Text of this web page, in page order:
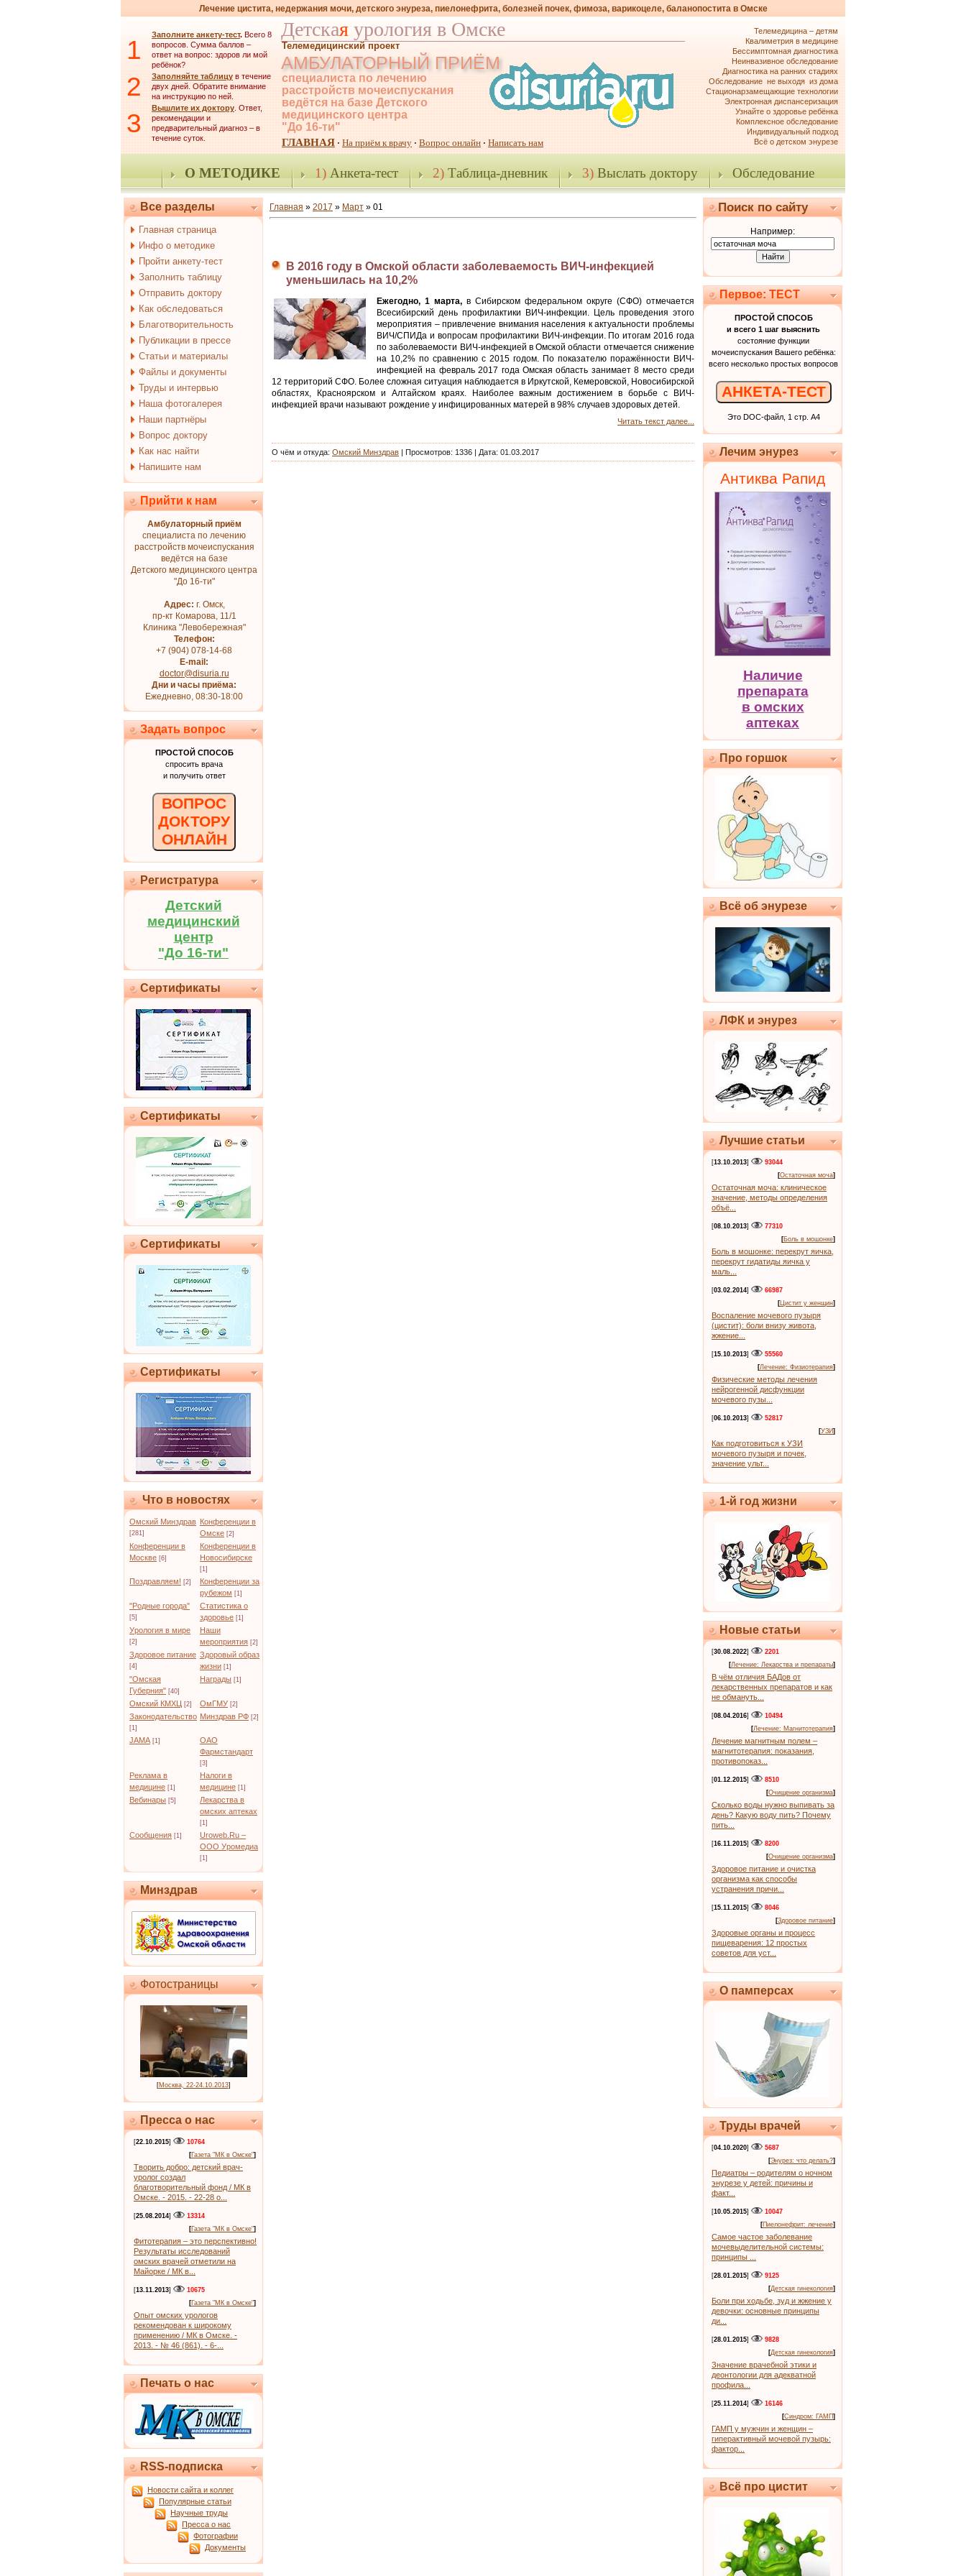
Лечение цистита, недержания мочи, детского энуреза, пиелонефрита, болезней почек, фимоза, варикоцеле, баланопостита в Омске
1 Заполните анкету-тест. Всего 8
вопросов. Сумма баллов –
ответ на вопрос: здоров ли мой
ребёнок?
2 Заполняйте таблицу в течение
двух дней. Обратите внимание
на инструкцию по ней.
3 Вышлите их доктору. Ответ,
рекомендации и
предварительный диагноз – в
течение суток.
Детская урология в Омске
Телемедицинский проект
АМБУЛАТОРНЫЙ ПРИЁМ
специалиста по лечению
расстройств мочеиспускания
ведётся на базе Детского
медицинского центра
"До 16-ти"
ГЛАВНАЯ · На приём к врачу · Вопрос онлайн · Написать нам
Телемедицина – детям
Квалиметрия в медицине
Бессимптомная диагностика
Неинвазивное обследование
Диагностика на ранних стадиях
Обследование не выходя из дома
Стационарзамещающие технологии
Электронная диспансеризация
Узнайте о здоровье ребёнка
Комплексное обследование
Индивидуальный подход
Всё о детском энурезе
О МЕТОДИКЕ 1)Анкета-тест 2)Таблица-дневник 3)Выслать доктору Обследование
Все разделы
Главная страница
Инфо о методике
Пройти анкету-тест
Заполнить таблицу
Отправить доктору
Как обследоваться
Благотворительность
Публикации в прессе
Статьи и материалы
Файлы и документы
Труды и интервью
Наша фотогалерея
Наши партнёры
Вопрос доктору
Как нас найти
Напишите нам
Прийти к нам
Амбулаторный приём
специалиста по лечению
расстройств мочеиспускания
ведётся на базе
Детского медицинского центра
"До 16-ти"
Адрес: г. Омск,
пр-кт Комарова, 11/1
Клиника "Левобережная"
Телефон:
+7 (904) 078-14-68
E-mail:
doctor@disuria.ru
Дни и часы приёма:
Ежедневно, 08:30-18:00
Задать вопрос
ПРОСТОЙ СПОСОБ
спросить врача
и получить ответ
ВОПРОС
ДОКТОРУ
ОНЛАЙН
Регистратура
Детский
медицинский
центр
"До 16-ти"
Сертификаты
Сертификаты
Сертификаты
Сертификаты
Что в новостях
Омский Минздрав
[281]
Конференции в
Омске [2]
Конференции в
Москве [6]
Конференции в
Новосибирске
[1]
Поздравляем! [2]
Конференции за
рубежом [1]
"Родные города"
[5]
Статистика о
здоровье [1]
Урология в мире
[2]
Наши
мероприятия [2]
Здоровое питание
[4]
Здоровый образ
жизни [1]
"Омская
Губерния" [40]
Награды [1]
Омский КМХЦ [2] ОмГМУ [2]
Законодательство
[1]
Минздрав РФ [2]
JAMA [1]
ОАО
Фармстандарт
[3]
Реклама в
медицине [1]
Налоги в
медицине [1]
Вебинары [5]
Лекарства в
омских аптеках
[1]
Сообщения [1]
Uroweb.Ru –
ООО Уромедиа
[1]
Минздрав
Фотостраницы
[Москва, 22-24.10.2013]
Пресса о нас
[22.10.2015]
10764
[Газета "МК в Омске"]
Творить добро: детский врач-
уролог создал
благотворительный фонд / МК в
Омске. - 2015. - 22-28 о...
[25.08.2014]
13314
[Газета "МК в Омске"]
Фитотерапия – это перспективно!
Результаты исследований
омских врачей отметили на
Майорке / МК в...
[13.11.2013]
10675
[Газета "МК в Омске"]
Опыт омских урологов
рекомендован к широкому
применению / МК в Омске. -
2013. - № 46 (861). - 6-...
Печать о нас
RSS-подписка
Новости сайта и коллег
Популярные статьи
Научные труды
Пресса о нас
Фотографии
Документы
Главная » 2017 » Март » 01
В 2016 году в Омской области заболеваемость ВИЧ-инфекцией
уменьшилась на 10,2%
Ежегодно, 1 марта, в Сибирском федеральном округе (СФО) отмечается
Всесибирский день профилактики ВИЧ-инфекции. Цель проведения этого
мероприятия – привлечение внимания населения к актуальности проблемы
ВИЧ/СПИДа и вопросам профилактики ВИЧ-инфекции. По итогам 2016 года
по заболеваемости ВИЧ-инфекцией в Омской области отмечается снижение
на 10,2% по сравнению с 2015 годом. По показателю поражённости ВИЧ-
инфекцией на февраль 2017 года Омская область занимает 8 место среди
12 территорий СФО. Более сложная ситуация наблюдается в Иркутской, Кемеровской, Новосибирской
областях, Красноярском и Алтайском краях. Наиболее важным достижением в борьбе с ВИЧ-
инфекцией врачи называют рождение у инфицированных матерей в 98% случаев здоровых детей.
Читать текст далее...
О чём и откуда: Омский Минздрав | Просмотров: 1336 | Дата: 01.03.2017
Поиск по сайту
Например:
Первое: ТЕСТ
ПРОСТОЙ СПОСОБ
и всего 1 шаг выяснить
состояние функции
мочеиспускания Вашего ребёнка:
всего несколько простых вопросов
АНКЕТА-ТЕСТ
Это DOC-файл, 1 стр. А4
Лечим энурез
Антиква Рапид
Наличие
препарата
в омских
аптеках
Про горшок
Всё об энурезе
ЛФК и энурез
Лучшие статьи
[13.10.2013]
93044
[Остаточная моча]
Остаточная моча: клиническое
значение, методы определения
объё...
[08.10.2013]
77310
[Боль в мошонке]
Боль в мошонке: перекрут яичка,
перекрут гидатиды яичка у
маль...
[03.02.2014]
66987
[Цистит у женщин]
Воспаление мочевого пузыря
(цистит): боли внизу живота,
жжение...
[15.10.2013]
55560
[Лечение: Физиотерапия]
Физические методы лечения
нейрогенной дисфункции
мочевого пузы...
[06.10.2013]
52817
[УЗИ]
Как подготовиться к УЗИ
мочевого пузыря и почек,
значение ульт...
1-й год жизни
Новые статьи
[30.08.2022]
2201
[Лечение: Лекарства и препараты]
В чём отличия БАДов от
лекарственных препаратов и как
не обмануть...
[08.04.2016]
10494
[Лечение: Магнитотерапия]
Лечение магнитным полем –
магнитотерапия: показания,
противопоказ...
[01.12.2015]
8510
[Очищение организма]
Сколько воды нужно выпивать за
день? Какую воду пить? Почему
пить...
[16.11.2015]
8200
[Очищение организма]
Здоровое питание и очистка
организма как способы
устранения причи...
[15.11.2015]
8046
[Здоровое питание]
Здоровые органы и процесс
пищеварения: 12 простых
советов для уст...
О памперсах
Труды врачей
[04.10.2020]
5687
[Энурез: что делать?]
Педиатры – родителям о ночном
энурезе у детей: причины и
факт...
[10.05.2015]
10047
[Пиелонефрит: лечение]
Самое частое заболевание
мочевыделительной системы:
принципы ...
[28.01.2015]
9125
[Детская гинекология]
Боли при ходьбе, зуд и жжение у
девочки: основные принципы
ди...
[28.01.2015]
9828
[Детская гинекология]
Значение врачебной этики и
деонтологии для адекватной
профила...
[25.11.2014]
16146
[Синдром: ГАМП]
ГАМП у мужчин и женщин –
гиперактивный мочевой пузырь:
фактор...
Всё про цистит